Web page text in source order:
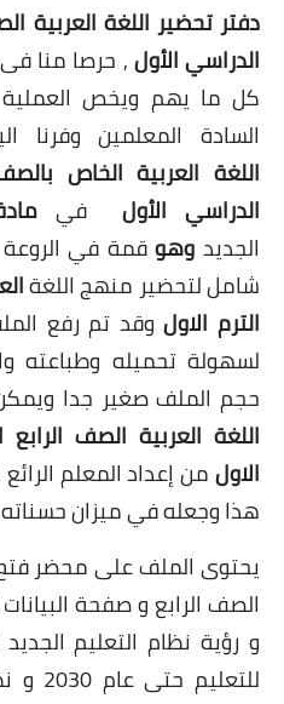
دفتر تحضير اللغة العربية
الدراسي الأول, حرصا منا
كل ما يهم ويخص
السادة المعلمين
اللغةالعربية الخاص
الدراسي الأولفي
الجديد وهوقمة في
شامل لتحضير منهج اللغة
الترم الاول
لسهولة تحميله وطباعته
حجم الملف صغير جدا
اللغة العربية الصف
الاولمن إعداد المعلم
هذا وجعله في ميزان
يحتوى الملف على محضر فتح
الصف الرابع و صفحة